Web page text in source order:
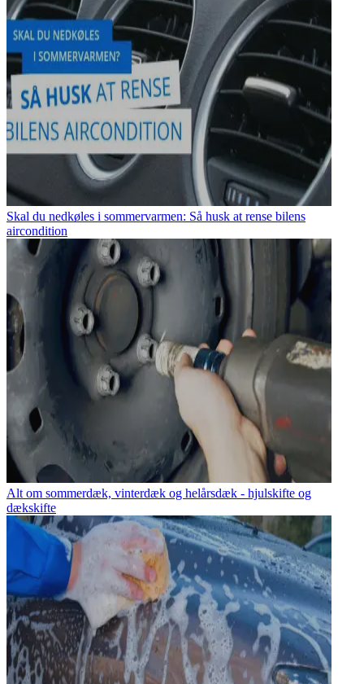
Skal du nedkøles i sommervarmen: Så husk at rense bilens
aircondition
Alt om sommerdæk, vinterdæk og helårsdæk - hjulskifte og
dækskifte